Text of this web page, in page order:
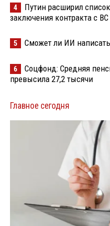
4
Путин расширил
заключения контракта с
5 Сможет ли ИИ
6
Соцфонд: Средняя
превысила 27,2 тысячи
Главное сегодня